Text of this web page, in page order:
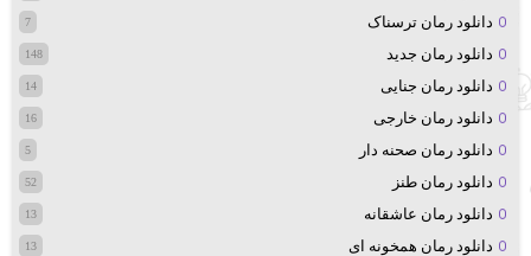
دانلود رمان ترسناک 7
دانلود رمان جدید 148
دانلود رمان جنایی 14
دانلود رمان خارجی 16
دانلود رمان صحنه دار 5
دانلود رمان طنز 52
دانلود رمان عاشقانه 13
دانلود رمان همخونه ای 13